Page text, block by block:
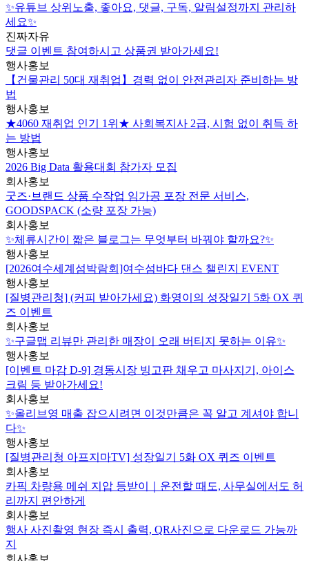
✨유튜브 상위노출, 좋아요, 댓글, 구독, 알림설정까지 관리하
세요✨
진짜자유
댓글 이벤트 참여하시고 상품권 받아가세요!
행사홍보
【건물관리 50대 재취업】경력 없이 안전관리자 준비하는 방
법
행사홍보
★4060 재취업 인기 1위★ 사회복지사 2급, 시험 없이 취득 하
는 방법
행사홍보
2026 Big Data 활용대회 참가자 모집
회사홍보
굿즈·브랜드 상품 수작업 임가공 포장 전문 서비스,
GOODSPACK (소량 포장 가능)
회사홍보
✨체류시간이 짧은 블로그는 무엇부터 바꿔야 할까요?✨
행사홍보
[2026여수세계섬박람회]여수섬바다 댄스 챌린지 EVENT
행사홍보
[질병관리청] (커피 받아가세요) 화영이의 성장일기 5화 OX 퀴
즈 이벤트
회사홍보
✨구글맵 리뷰만 관리한 매장이 오래 버티지 못하는 이유✨
행사홍보
[이벤트 마감 D-9] 경동시장 빙고판 채우고 마사지기, 아이스
크림 등 받아가세요!
회사홍보
✨올리브영 매출 잡으시려면 이것만큼은 꼭 알고 계셔야 합니
다✨
행사홍보
[질병관리청 아프지마TV] 성장일기 5화 OX 퀴즈 이벤트
회사홍보
카픽 차량용 메쉬 지압 등받이｜운전할 때도, 사무실에서도 허
리까지 편안하게
회사홍보
행사 사진촬영 현장 즉시 출력, QR사진으로 다운로드 가능까
지
회사홍보